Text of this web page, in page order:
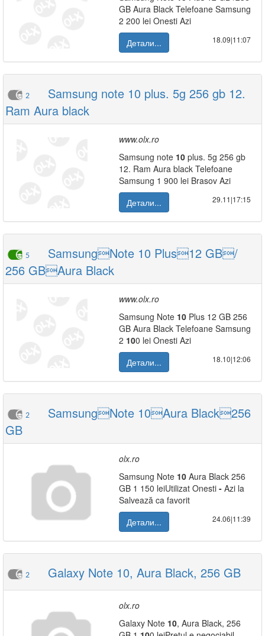
GB Aura Black Telefoane Samsung
2 200 lei Onesti Azi
Детали...
18.09|11:07
2
Samsung note 10 plus. 5g 256 gb 12.
Ram Aura black
www.olx.ro
Samsung note 10 plus. 5g 256 gb
12. Ram Aura black Telefoane
Samsung 1 900 lei Brasov Azi
Детали...
29.11|17:15
5
SamsungNote 10 Plus12 GB/
256 GBAura Black
www.olx.ro
Samsung Note 10 Plus 12 GB 256
GB Aura Black Telefoane Samsung
2 100 lei Onesti Azi
Детали...
18.10|12:06
2
SamsungNote 10Aura Black256
GB
olx.ro
Samsung Note 10 Aura Black 256
GB 1 150 leiUtilizat Onesti - Azi la
Salvează ca favorit
Детали...
24.06|11:39
2 Galaxy Note 10, Aura Black, 256 GB
olx.ro
Galaxy Note 10, Aura Black, 256